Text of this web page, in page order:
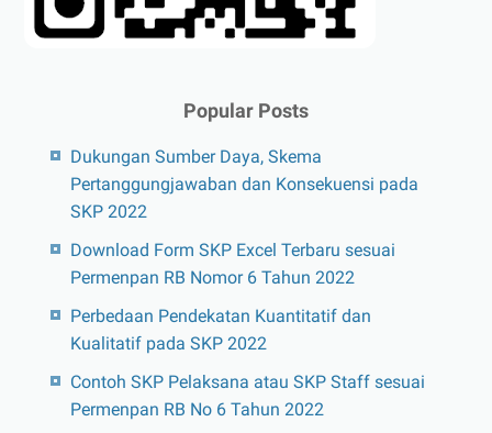
Popular Posts
Dukungan Sumber Daya, Skema
Pertanggungjawaban dan Konsekuensi pada
SKP 2022
Download Form SKP Excel Terbaru sesuai
Permenpan RB Nomor 6 Tahun 2022
Perbedaan Pendekatan Kuantitatif dan
Kualitatif pada SKP 2022
Contoh SKP Pelaksana atau SKP Staff sesuai
Permenpan RB No 6 Tahun 2022